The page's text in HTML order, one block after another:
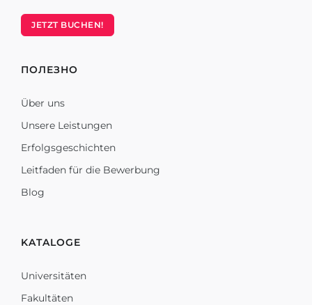
JETZT BUCHEN!
ПОЛЕЗНО
Über uns
Unsere Leistungen
Erfolgsgeschichten
Leitfaden für die Bewerbung
Blog
KATALOGE
Universitäten
Fakultäten